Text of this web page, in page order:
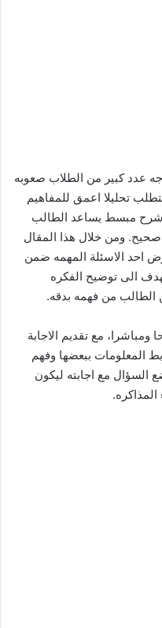
عدد كبير من الطلاب صعوبه
تحليلا اعمق للمفاهيم
شرح مبسط يساعد الطالب
ومن خلال هذا المقال
احد الاسئلة المهمه ضمن
الى توضيح الفكره
من فهمه بدقه.
مع تقديم الاجابة
المعلومات ببعضها وفهم
السؤال مع اجابته ليكون
المذاكره.